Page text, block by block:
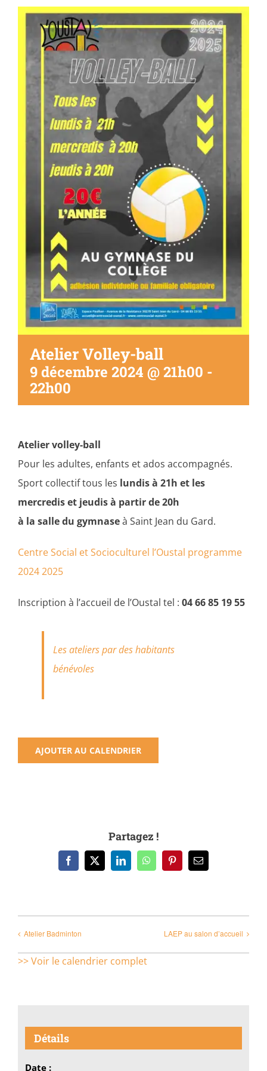
Séniors, Vie locale
Contacts
Atelier Volley-ball
9 décembre 2024 @ 21h00 -
22h00
Atelier volley-ball
Pour les adultes, enfants et ados accompagnés.
Sport collectif tous les lundis à 21h et les
mercredis et jeudis à partir de 20h
à la salle du gymnaseà Saint Jean du Gard.
Centre Social et Socioculturel l’Oustal programme
2024 2025
Inscription à l’accueil de l’Oustal tel : 04 66 85 19 55
Les ateliers par des habitants
bénévoles
AJOUTER AU CALENDRIER
Partagez !
Facebook
X LinkedInWhatsAppPinterestEmail
Atelier Badminton LAEP au salon d’accueil
>> Voir le calendrier complet
Détails
Date :